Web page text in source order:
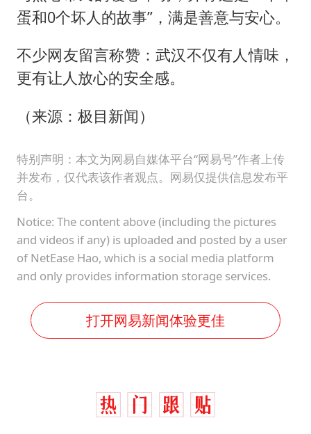
蛋和0个坏人的故事”，满是善意与安心。
不少网友留言称赞：武汉不仅有人情味，
更有让人放心的安全感。
（来源：极目新闻）
特别声明：本文为网易自媒体平台“网易号”作者上传
并发布，仅代表该作者观点。网易仅提供信息发布平
台。
Notice: The content above (including the pictures
and videos if any) is uploaded and posted by a user
of NetEase Hao, which is a social media platform
and only provides information storage services.
打开网易新闻体验更佳